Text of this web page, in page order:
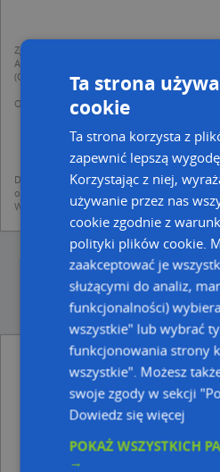
Zgodnie z Rozporządzeniem PE i Rady (UE)
Administratorem (RODO), administratorem
(Operator) z siedzibą w Warszawie przy ulicy
Operator przetwarza dane osobowe w celu:
dodania ich do bazy Targeo oraz
mapach (art. 6 ust. 1 lit. f RODO)
udostępniania danych o firmach
6 ust. 1 lit. f RODO)
Dane pochodzą z publicznych baz CEIDG,
oraz od podmiotów zewnętrznych.
Więcej informacji dot. RODO:http://
Ims Projekt Marek
Firmy w pobliżu
Kancelaria Brokerska
08-300 Sokołów Podlaski
Salon Kosmetyczny "Shine"
Ta strona
cookie
Ta strona korzysta z
zapewnić lepszą
Korzystając z niej,
używanie przez nas
cookie zgodnie z
polityki plików cookie.
zaakceptować je
służącymi do analiz,
funkcjonalności)
wszystkie" lub wybrać
funkcjonowania strony
wszystkie". Możesz
swoje zgody w sekcji
Dowiedz się więcej
POKAŻ WSZYSTKICH
→